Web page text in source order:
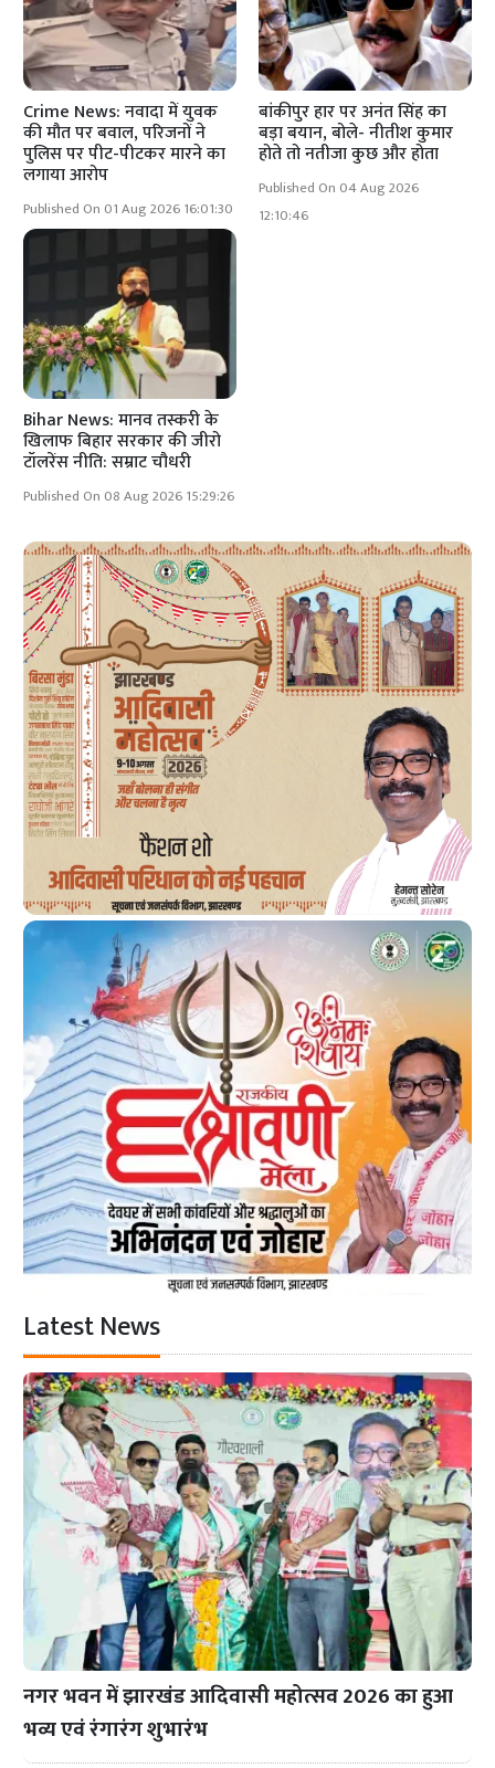
Crime News: नवादा में युवक
की मौत पर बवाल, परिजनों ने
पुलिस पर पीट-पीटकर मारने का
लगाया आरोप
Published On 01 Aug 2026 16:01:30
बांकीपुर हार पर अनंत सिंह का
बड़ा बयान, बोले- नीतीश कुमार
होते तो नतीजा कुछ और होता
Published On 04 Aug 2026
12:10:46
Bihar News: मानव तस्करी के
खिलाफ बिहार सरकार की जीरो
टॉलरेंस नीति: सम्राट चौधरी
Published On 08 Aug 2026 15:29:26
Latest News
नगर भवन में झारखंड आदिवासी महोत्सव 2026 का हुआ
भव्य एवं रंगारंग शुभारंभ